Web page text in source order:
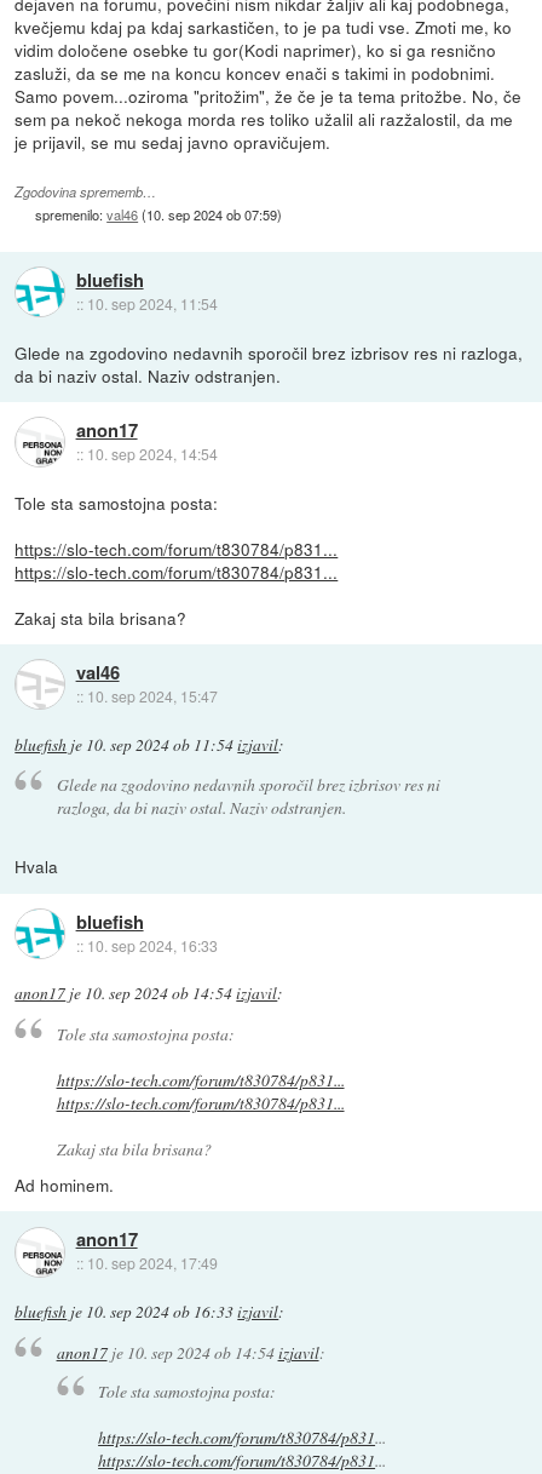
kvečjemu kdaj pa kdaj sarkastičen, to je pa tudi vse. Zmoti me, ko
vidim določene osebke tu gor(Kodi naprimer), ko si ga resnično
zasluži, da se me na koncu koncev enači s takimi in podobnimi.
Samo povem...oziroma "pritožim", že če je ta tema pritožbe. No, če
sem pa nekoč nekoga morda res toliko užalil ali razžalostil, da me
je prijavil, se mu sedaj javno opravičujem.
Zgodovina sprememb…
spremenilo:val46(10. sep 2024 ob 07:59)
bluefish
:: 10. sep 2024, 11:54
Glede na zgodovino nedavnih sporočil brez izbrisov res ni razloga,
da bi naziv ostal. Naziv odstranjen.
anon17
:: 10. sep 2024, 14:54
Tole sta samostojna posta:
https://slo-tech.com/forum/t830784/p831...
https://slo-tech.com/forum/t830784/p831...
Zakaj sta bila brisana?
val46
:: 10. sep 2024, 15:47
bluefish je 10. sep 2024 ob 11:54izjavil:
Glede na zgodovino nedavnih sporočil brez izbrisov res ni
razloga, da bi naziv ostal. Naziv odstranjen.
Hvala
bluefish
:: 10. sep 2024, 16:33
anon17 je 10. sep 2024 ob 14:54izjavil:
Tole sta samostojna posta:
https://slo-tech.com/forum/t830784/p831...
https://slo-tech.com/forum/t830784/p831...
Zakaj sta bila brisana?
Ad hominem.
anon17
:: 10. sep 2024, 17:49
bluefish je 10. sep 2024 ob 16:33izjavil:
anon17je 10. sep 2024 ob 14:54izjavil:
Tole sta samostojna posta:
https://slo-tech.com/forum/t830784/p831...
https://slo-tech.com/forum/t830784/p831...